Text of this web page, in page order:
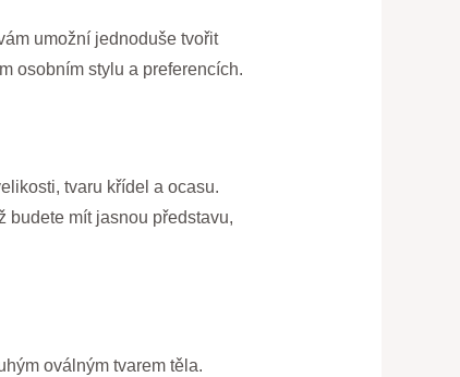
umožní jednoduše tvořit
osobním stylu a preferencích.
tvaru křídel a ocasu.
budete mít jasnou představu,
oválným tvarem těla.